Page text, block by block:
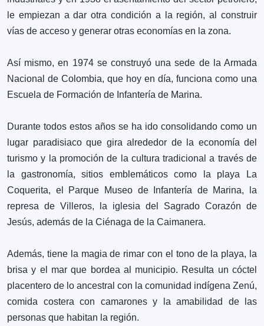
Kitesurf
Ver más
❮ ❯
0
❮ ❯
la Coquerita
Sitios
Ver más
0
le empiezan a dar otra condición a la región, al construir
vías de acceso y generar otras economías en la zona.
Así mismo, en 1974 se construyó una sede de la Armada
Nacional de Colombia, que hoy en día, funciona como una
Escuela de Formación de Infantería de Marina.
Durante todos estos años se ha ido consolidando como un
lugar paradisiaco que gira alrededor de la economía del
turismo y la promoción de la cultura tradicional a través de
la gastronomía, sitios emblemáticos como la playa La
Coquerita, el Parque Museo de Infantería de Marina, la
represa de Villeros, la iglesia del Sagrado Corazón de
Jesús, además de la Ciénaga de la Caimanera.
Además, tiene la magia de rimar con el tono de la playa, la
brisa y el mar que bordea al municipio. Resulta un cóctel
placentero de lo ancestral con la comunidad indígena Zenú,
comida costera con camarones y la amabilidad de las
personas que habitan la región.